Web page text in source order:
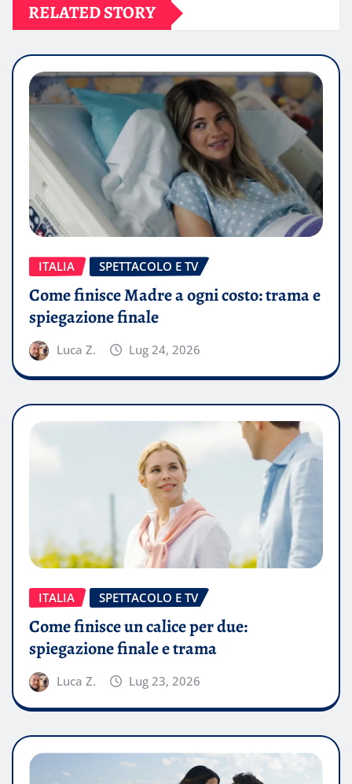
RELATED STORY
ITALIA SPETTACOLO E TV
Come finisce Madre a ogni costo: trama e
spiegazione finale
Luca Z. Lug 24, 2026
ITALIA SPETTACOLO E TV
Come finisce un calice per due:
spiegazione finale e trama
Luca Z. Lug 23, 2026